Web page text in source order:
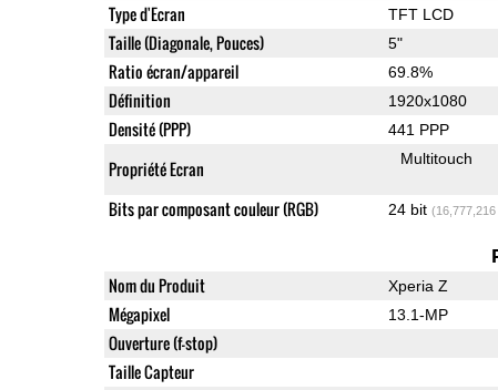
Type d'Ecran TFT LCD
Taille (Diagonale, Pouces) 5"
Ratio écran/appareil 69.8%
Définition 1920x1080
Densité (PPP) 441 PPP
Propriété Ecran Multitouch
Bits par composant couleur (RGB) 24 bit
Nom du Produit Xperia Z
Mégapixel 13.1-MP
Ouverture (f-stop)
Taille Capteur